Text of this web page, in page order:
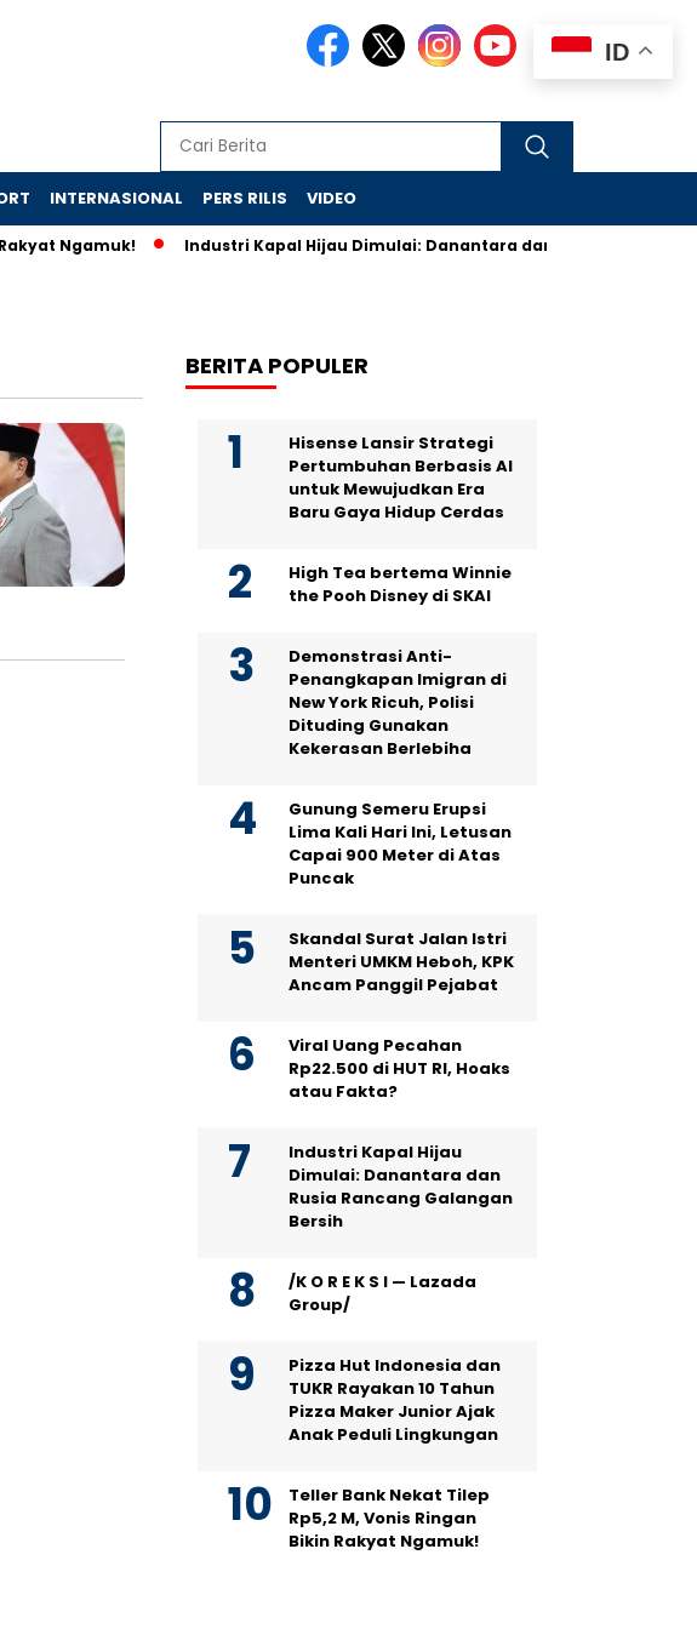
INTERNASIONAL PERS RILIS VIDEO
Ngamuk! Industri Kapal Hijau Dimulai: Danantara dan Rusia Rancang
BERITA POPULER
Hisense Lansir Strategi
Pertumbuhan Berbasis AI
untuk Mewujudkan Era
Baru Gaya Hidup Cerdas
High Tea bertema Winnie
the Pooh Disney di SKAI
Demonstrasi Anti-
Penangkapan Imigran di
New York Ricuh, Polisi
Dituding Gunakan
Kekerasan Berlebiha
Gunung Semeru Erupsi
Lima Kali Hari Ini, Letusan
Capai 900 Meter di Atas
Puncak
Skandal Surat Jalan Istri
Menteri UMKM Heboh, KPK
Ancam Panggil Pejabat
Viral Uang Pecahan
Rp22.500 di HUT RI, Hoaks
atau Fakta?
Industri Kapal Hijau
Dimulai: Danantara dan
Rusia Rancang Galangan
Bersih
/K O R E K S I — Lazada
Group/
Pizza Hut Indonesia dan
TUKR Rayakan 10 Tahun
Pizza Maker Junior Ajak
Anak Peduli Lingkungan
Teller Bank Nekat Tilep
Rp5,2 M, Vonis Ringan
Bikin Rakyat Ngamuk!
ID